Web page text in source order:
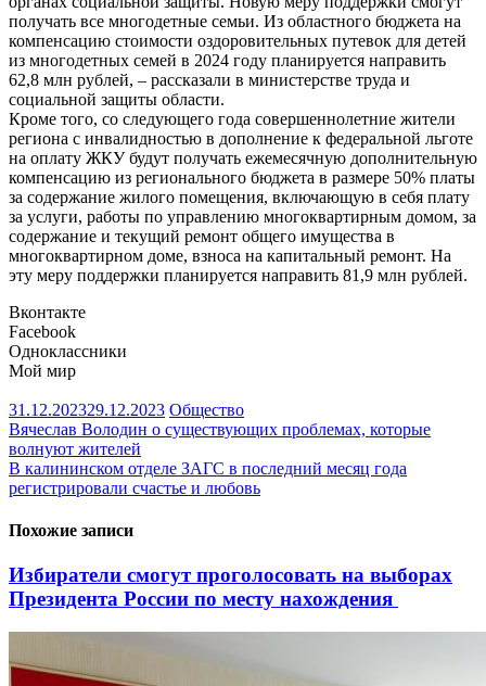
получать все многодетные семьи. Из областного бюджета на
компенсацию стоимости оздоровительных путевок для детей
из многодетных семей в 2024 году планируется направить
62,8 млн рублей, – рассказали в министерстве труда и
социальной защиты области.
Кроме того, со следующего года совершеннолетние жители
региона с инвалидностью в дополнение к федеральной льготе
на оплату ЖКУ будут получать ежемесячную дополнительную
компенсацию из регионального бюджета в размере 50% платы
за содержание жилого помещения, включающую в себя плату
за услуги, работы по управлению многоквартирным домом, за
содержание и текущий ремонт общего имущества в
многоквартирном доме, взноса на капитальный ремонт. На
эту меру поддержки планируется направить 81,9 млн рублей.
Вконтакте
Facebook
Одноклассники
Мой мир
31.12.202329.12.2023 Общество
Навигация
по
записям
Вячеслав Володин о существующих проблемах, которые
волнуют жителей
В калининском отделе ЗАГС в последний месяц года
регистрировали счастье и любовь
Похожие записи
Избиратели смогут проголосовать на выборах
Президента России по месту нахождения